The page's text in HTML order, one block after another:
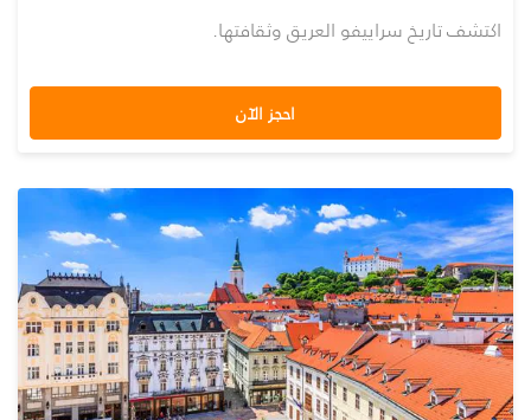
اكتشف تاريخ سراييفو العريق وثقافتها.
احجز الآن